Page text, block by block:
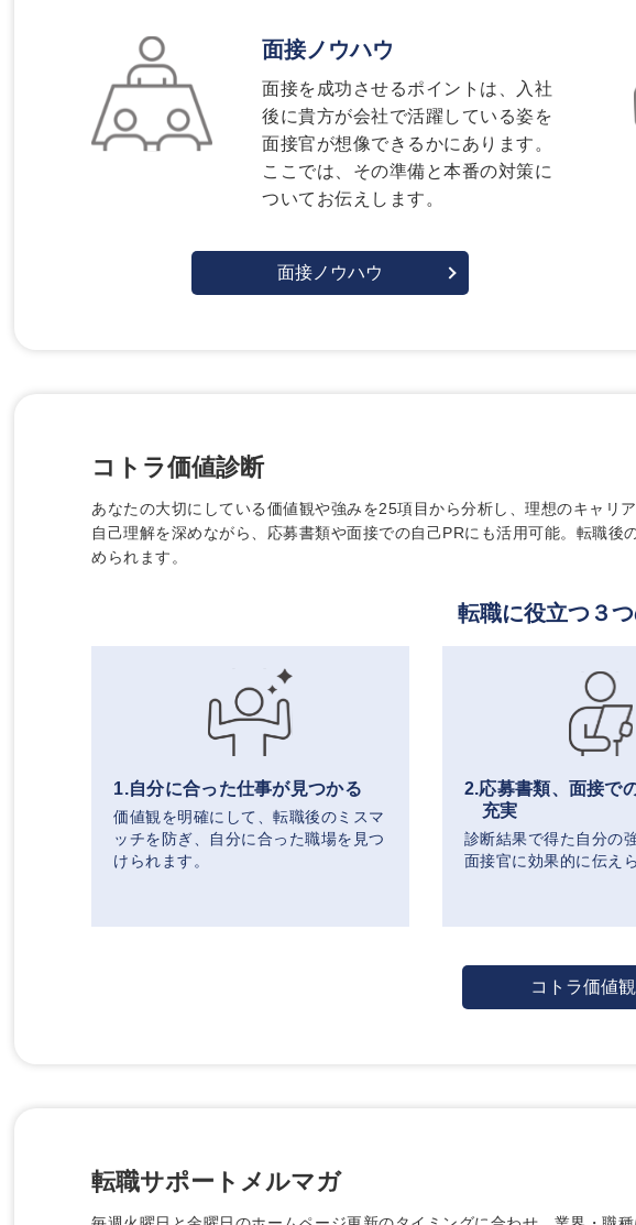
面接ノウハウ
面接を成功させるポイントは、入社
後に貴方が会社で活躍している姿を
面接官が想像できるかにあります。
ここでは、その準備と本番の対策に
ついてお伝えします。
面接ノウハウ
コトラ価値診断
あなたの大切にしている価値観や強みを25項目から分析し、理想のキャリ
自己理解を深めながら、応募書類や面接での自己PRにも活用可能。転職
められます。
転職に役立つ３
1.自分に合った仕事が見つかる
価値観を明確にして、転職後のミスマ
ッチを防ぎ、自分に合った職場を見つ
けられます。
2.応募書類、面接で
充実
診断結果で得た自分の
面接官に効果的に伝え
コトラ価値
転職サポートメルマガ